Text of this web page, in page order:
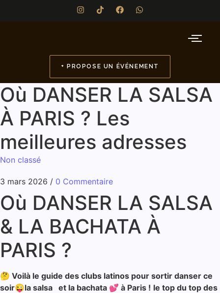
+ PROPOSE UN ÉVÉNEMENT
Où DANSER LA SALSA
À PARIS ? Les
meilleures adresses
Non classé
3 mars 2026 / 0 Commentaire
Où DANSER LA SALSA
& LA BACHATA À
PARIS ?
🤔 Voilà le guide des clubs latinos pour sortir danser ce
soir😜la salsa et la bachata 💕 à Paris ! le top du top des